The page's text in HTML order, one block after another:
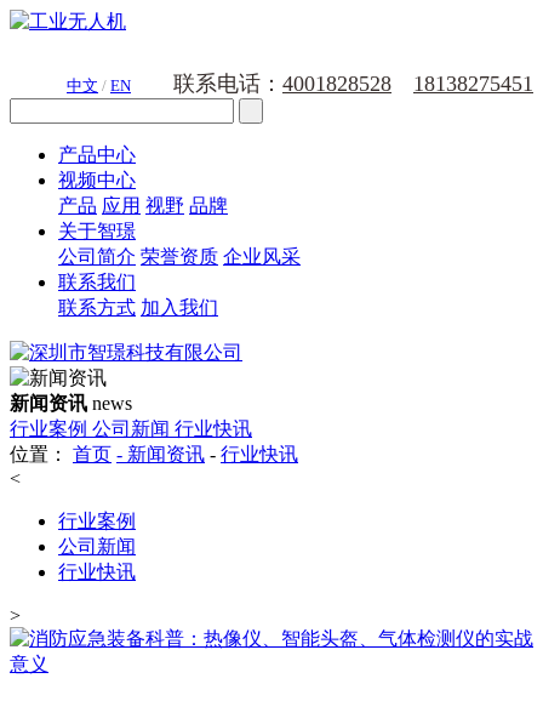
中文 / EN 联系电话： 4001828528 18138275451
产品中心
视频中心
产品 应用 视野 品牌
关于智璟
公司简介 荣誉资质 企业风采
联系我们
联系方式 加入我们
新闻资讯 news
行业案例 公司新闻 行业快讯
位置：
首页 - 新闻资讯 - 行业快讯
<
行业案例
公司新闻
行业快讯
>